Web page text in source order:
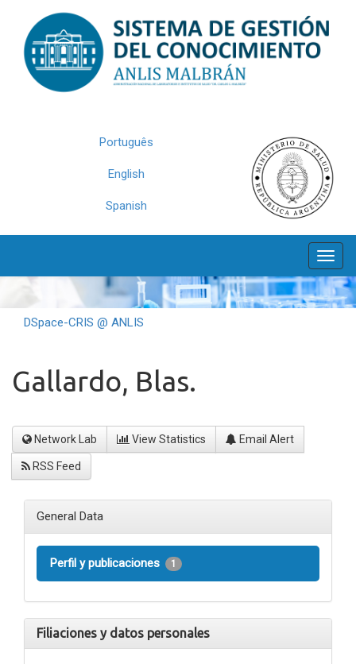
navigation
Português
English
Spanish
DSpace-CRIS @ ANLIS
Gallardo, Blas.
Network Lab View Statistics Email Alert
RSS Feed
General Data
Perfil y publicaciones 1
Filiaciones y datos personales